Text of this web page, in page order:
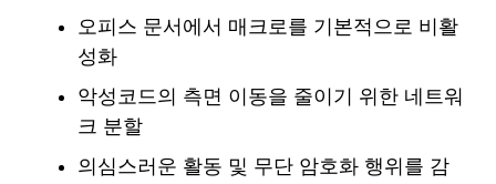
오피스 문서에서 매크로를 기본적으로 비활
성화
악성코드의 측면 이동을 줄이기 위한 네트워
크 분할
의심스러운 활동 및 무단 암호화 행위를 감